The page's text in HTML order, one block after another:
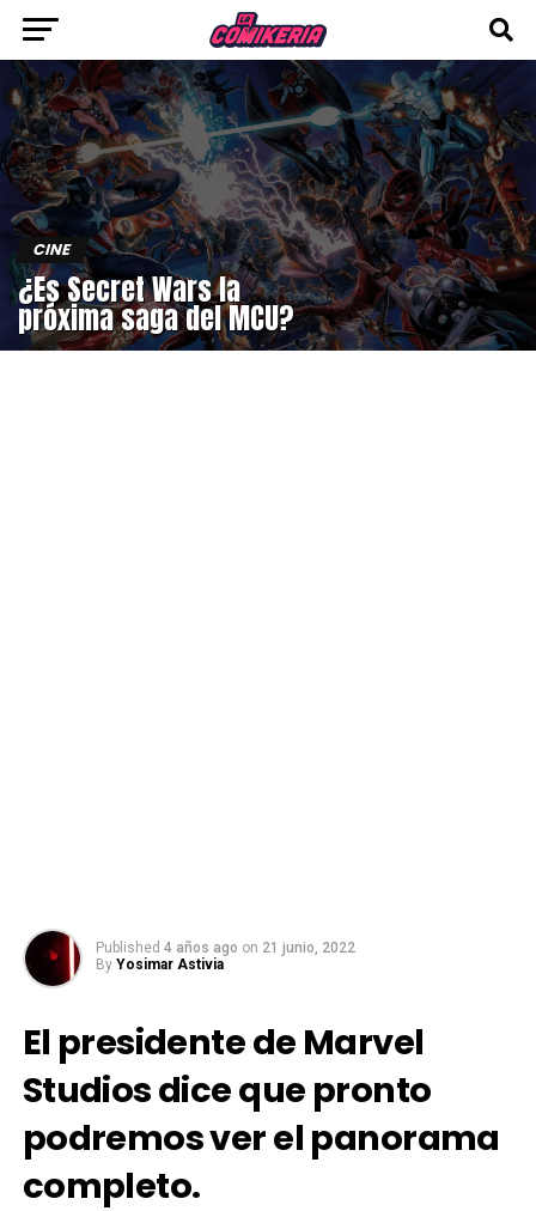
CINE
¿Es Secret Wars la
próxima saga del MCU?
Published 4 años ago on 21 junio, 2022
By Yosimar Astivia
El presidente de Marvel
Studios dice que pronto
podremos ver el panorama
completo.